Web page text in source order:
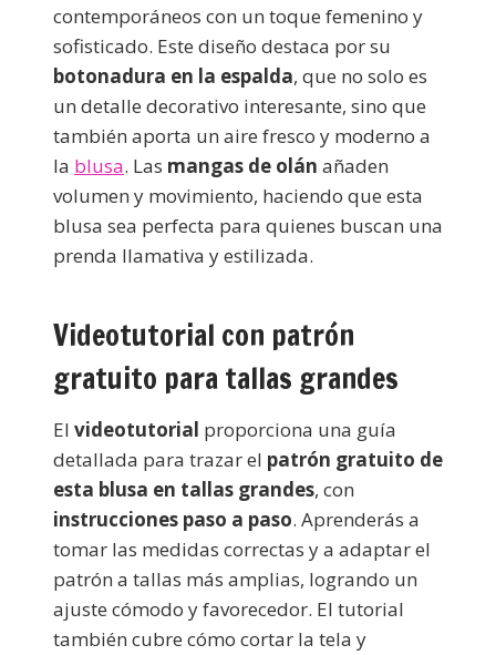
contemporáneos con un toque femenino y
sofisticado. Este diseño destaca por su
botonadura en la espalda, que no solo es
un detalle decorativo interesante, sino que
también aporta un aire fresco y moderno a
la blusa. Las mangas de olán añaden
volumen y movimiento, haciendo que esta
blusa sea perfecta para quienes buscan una
prenda llamativa y estilizada.
Videotutorial con patrón
gratuito para tallas grandes
El videotutorial proporciona una guía
detallada para trazar el patrón gratuito de
esta blusa en tallas grandes, con
instrucciones paso a paso. Aprenderás a
tomar las medidas correctas y a adaptar el
patrón a tallas más amplias, logrando un
ajuste cómodo y favorecedor. El tutorial
también cubre cómo cortar la tela y